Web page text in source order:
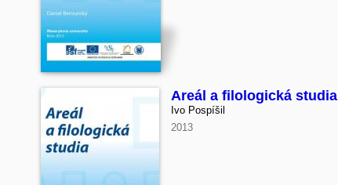
Areál a filologická studia
Ivo Pospíšil
2013